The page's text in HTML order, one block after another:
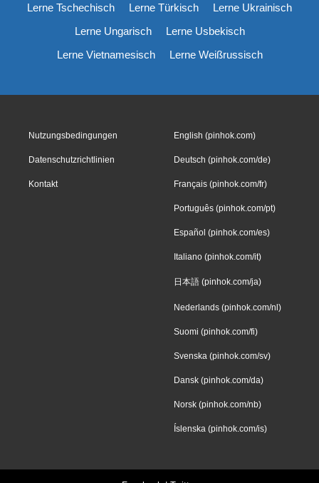
Lerne Tschechisch
Lerne Türkisch
Lerne Ukrainisch
Lerne Ungarisch
Lerne Usbekisch
Lerne Vietnamesisch
Lerne Weißrussisch
Nutzungsbedingungen
Datenschutzrichtlinien
Kontakt
English (pinhok.com)
Deutsch (pinhok.com/de)
Français (pinhok.com/fr)
Português (pinhok.com/pt)
Español (pinhok.com/es)
Italiano (pinhok.com/it)
日本語 (pinhok.com/ja)
Nederlands (pinhok.com/nl)
Suomi (pinhok.com/fi)
Svenska (pinhok.com/sv)
Dansk (pinhok.com/da)
Norsk (pinhok.com/nb)
Íslenska (pinhok.com/is)